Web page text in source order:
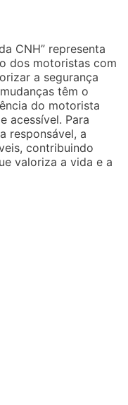
CNH” representa
dos motoristas com
a segurança
têm o
do motorista
acessível. Para
responsável, a
contribuindo
valoriza a vida e a